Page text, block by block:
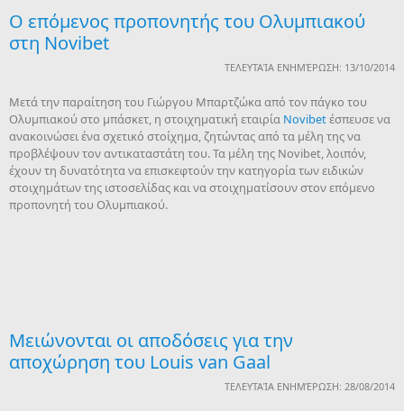
O επόμενος προπονητής του Ολυμπιακού
στη Novibet
ΤΕΛΕΥΤΑΊΑ ΕΝΗΜΈΡΩΣΗ: 13/10/2014
Μετά την παραίτηση του Γιώργου Μπαρτζώκα από τον πάγκο του
Ολυμπιακού στο μπάσκετ, η στοιχηματική εταιρία Novibetέσπευσε να
ανακοινώσει ένα σχετικό στοίχημα, ζητώντας από τα μέλη της να
προβλέψουν τον αντικαταστάτη του. Τα μέλη της Novibet, λοιπόν,
έχουν τη δυνατότητα να επισκεφτούν την κατηγορία των ειδικών
στοιχημάτων της ιστοσελίδας και να στοιχηματίσουν στον επόμενο
προπονητή του Ολυμπιακού.
Μειώνονται οι αποδόσεις για την
αποχώρηση του Louis van Gaal
ΤΕΛΕΥΤΑΊΑ ΕΝΗΜΈΡΩΣΗ: 28/08/2014